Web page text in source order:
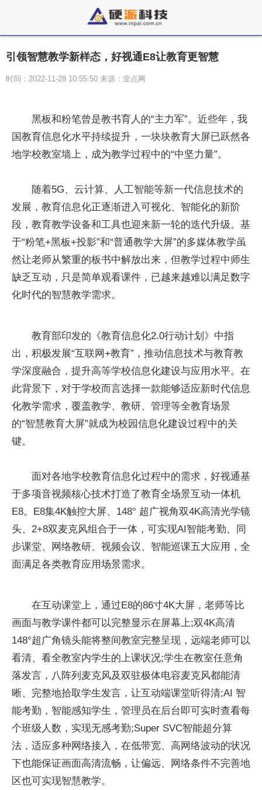
引领智慧教学新样态，好视通E8让教育更智慧
时间：2022-11-28 10:55:50 来源：壹点网
黑板和粉笔曾是教书育人的“主力军”。近些年，我
国教育信息化水平持续提升，一块块教育大屏已跃然各
地学校教室墙上，成为教学过程中的“中坚力量”。
随着5G、云计算、人工智能等新一代信息技术的
发展，教育信息化正逐渐进入可视化、智能化的新阶
段，教育教学设备和工具也迎来新一轮的迭代升级。基
于“粉笔+黑板+投影”和“普通教学大屏”的多媒体教学虽
然让老师从繁重的板书中解放出来，但教学过程中师生
缺乏互动，只是简单观看课件，已越来越难以满足数字
化时代的智慧教学需求。
教育部印发的《教育信息化2.0行动计划》中指
出，积极发展“互联网+教育”，推动信息技术与教育教
学深度融合，提升高等学校信息化建设与应用水平。在
此背景下，对于学校而言选择一款能够适应新时代信息
化教学需求，覆盖教学、教研、管理等全教育场景
的“智慧教育大屏”就成为校园信息化建设过程中的关
键。
面对各地学校教育信息化过程中的需求，好视通基
于多项音视频核心技术打造了教育全场景互动一体机
E8。E8集4K触控大屏、148° 超广视角双4K高清光学镜
头、2+8双麦克风组合于一体，可实现AI智能考勤、同
步课堂、网络教研、视频会议、智能巡课五大应用，全
面满足各类教育应用场景需求。
在互动课堂上，通过E8的86寸4K大屏，老师等比
画面与教学课件都可以完整显示在屏幕上;双4K高清
148°超广角镜头能将整间教室完整呈现，远端老师可以
看清、看全教室内学生的上课状况;学生在教室任意角
落发言，八阵列麦克风及双驻极体电容麦克风都能清
晰、完整地拾取学生发言，让互动端课堂听得清;AI 智
能考勤，智能感知学生，管理员在后台即可实时查看每
个班级人数，实现无感考勤;Super SVC智能超分算
法，适应多种网络接入，在低带宽、高网络波动的状况
下也能保证画面高清流畅，让偏远、网络条件不完善地
区也可实现智慧教学。